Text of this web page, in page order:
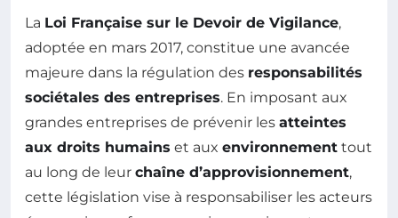
La Loi Française sur le Devoir de Vigilance,
adoptée en mars 2017, constitue une avancée
majeure dans la régulation des responsabilités
sociétales des entreprises. En imposant aux
grandes entreprises de prévenir les atteintes
aux droits humains et aux environnement tout
au long de leur chaîne d’approvisionnement,
cette législation vise à responsabiliser les acteurs